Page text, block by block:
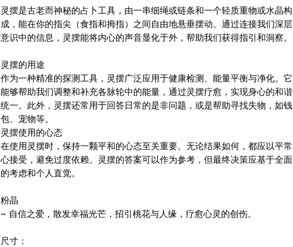
灵摆是古老而神秘的占卜工具，由一串细绳或链条和一个轻质重物或水晶构
成，能在你的指尖（食指和拇指）之间自由地悬垂摆动。通过连接我们深层
意识中的信息，灵摆能将内心的声音显化于外，帮助我们获得指引和洞察。
灵摆的用途
作为一种精准的探测工具，灵摆广泛应用于健康检测、能量平衡与净化。它
能够帮助我们调整和补充各脉轮中的能量，通过灵摆疗愈，实现身心的和谐
统一。此外，灵摆还常用于回答日常的是非问题，或是帮助寻找失物，如钱
包、宠物等。
灵摆使用的心态
在使用灵摆时，保持一颗平和的心态至关重要。无论结果如何，都应以平常
心接受，避免过度依赖。灵摆的答案可以作为参考，但最终决策应基于全面
的考虑和个人直觉。
粉晶
~ 自信之爱，散发幸福光芒，招引桃花与人缘，疗愈心灵的创伤。
尺寸：